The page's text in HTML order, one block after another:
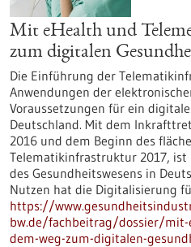
Mit eHealth und
zum digitalen
Die Einführung der
Anwendungen der
Voraussetzungen für ein
Deutschland. Mit dem
2016 und dem Beginn des
Telematikinfrastruktur 2017,
des Gesundheitswesens in
Nutzen hat die Digitalisierung
https://
bw.de/fachbeitrag/dossier/
dem-weg-zum-digitalen-